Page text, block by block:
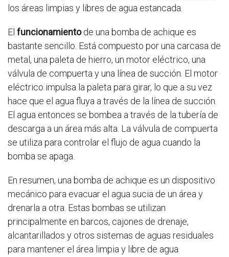
los áreas limpias y libres de agua estancada.
El funcionamientode una bomba de achique es
bastante sencillo. Está compuesto por una carcasa de
metal, una paleta de hierro, un motor eléctrico, una
válvula de compuerta y una línea de succión. El motor
eléctrico impulsa la paleta para girar, lo que a su vez
hace que el agua fluya a través de la línea de succión.
El agua entonces se bombea a través de la tubería de
descarga a un área más alta. La válvula de compuerta
se utiliza para controlar el flujo de agua cuando la
bomba se apaga.
En resumen, una bomba de achique es un dispositivo
mecánico para evacuar el agua sucia de un área y
drenarla a otra. Estas bombas se utilizan
principalmente en barcos, cajones de drenaje,
alcantarillados y otros sistemas de aguas residuales
para mantener el área limpia y libre de agua